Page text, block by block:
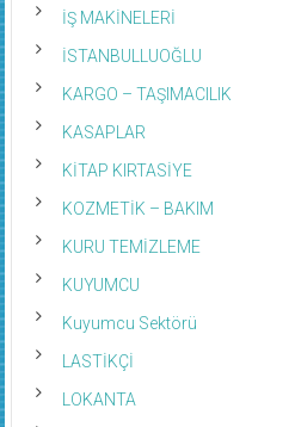
İŞ MAKİNELERİ
İSTANBULLUOĞLU
KARGO – TAŞIMACILIK
KASAPLAR
KİTAP KIRTASİYE
KOZMETİK – BAKIM
KURU TEMİZLEME
KUYUMCU
Kuyumcu Sektörü
LASTİKÇİ
LOKANTA